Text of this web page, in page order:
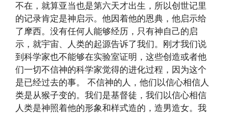
不在，就算亚当也是第六天才出生，所以创世记里
的记录肯定是神启示。他因着他的恩典，他启示给
了摩西。没有任何人能够经历，只有神自己的启
示，就宇宙、人类的起源告诉了我们。刚才我们说
到科学家也不能够在实验室证明，这些创造或者他
们一切不信神的科学家觉得的进化过程，因为这个
是已经过去的事。 不信神的人，他们以信心相信人
类是从猴子变的。我们是基督徒，我们以信心相信
人类是神照着他的形象和样式造的，造男造女。我